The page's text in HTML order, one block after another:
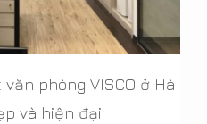
phòng VISCO ở Hà
và hiện đại.